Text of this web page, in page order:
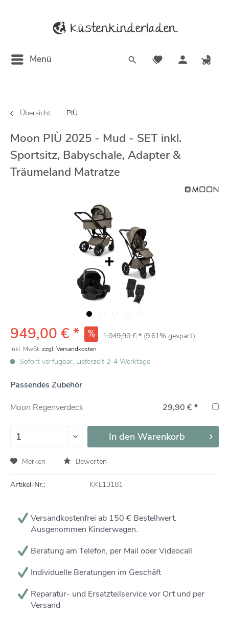
Menü
Übersicht PIÙ
Moon PIÙ 2025 - Mud - SET inkl.
Sportsitz, Babyschale, Adapter &
Träumeland Matratze
949,00 € * 1.049,90 € * (9.61% gespart)
inkl. MwSt. zzgl. Versandkosten
Sofort verfügbar, Lieferzeit 2-4 Werktage
Passendes Zubehör
Moon Regenverdeck
29,90 € *
In den Warenkorb
Merken Bewerten
Artikel-Nr.: KKL13181
Versandkostenfrei ab 150 € Bestellwert.
Ausgenommen Kinderwagen.
Beratung am Telefon, per Mail oder Videocall
Individuelle Beratungen im Geschäft
Reparatur- und Ersatzteilservice vor Ort und per
Versand